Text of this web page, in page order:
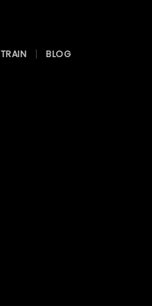
TRAIN BLOG